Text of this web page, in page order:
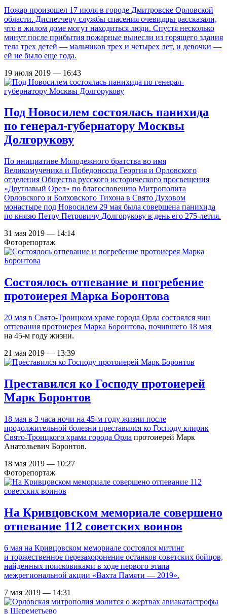
Пожар произошел 17 июля в городе Дмитровске Орловской
области. Диспетчеру службы спасения очевидцы рассказали,
что в жилом доме могут находиться люди. Спустя несколько
минут после прибытия пожарные вынесли из горящего здания
тела трех детей — мальчиков трех и четырех лет, и девочки —
ей не было еще года.
19 июля 2019 — 16:43
Под Новосилем состоялась панихида
по генерал-губернатору Москвы
Долгорукову
По инициативе Молодежного братства во имя
Великомученика и Победоносца Георгия и Орловского
отделения Общества русского исторического просвещения
«Двуглавый Орел» по благословению Митрополита
Орловского и Болховского Тихона в Свято Духовом
монастыре под Новосилем 29 мая была совершена панихида
по князю Петру Петровичу Долгорукову в день его 275-летия.
31 мая 2019 — 14:14
Фоторепортаж
Состоялось отпевание и погребение
протоиерея Марка Боронтова
20 мая в Свято-Троицком храме города Орла состоялся чин
отпевания протоиерея Марка Боронтова, почившего 18 мая
на 45-м году жизни.
21 мая 2019 — 13:39
Преставился ко Господу протоиерей
Марк Боронтов
18 мая в 3 часа ночи на 45-м году жизни после
продолжительной болезни преставился ко Господу клирик
Свято-Троицкого храма города Орла протоиерей Марк
Анатольевич Боронтов.
18 мая 2019 — 10:27
Фоторепортаж
На Кривцовском мемориале совершено
отпевание 112 советских воинов
6 мая на Кривцовском мемориале состоялся митинг
и торжественное перезахоронение останков советских бойцов,
найденных поисковиками в ходе первого этапа
межрегиональной акции «Вахта Памяти — 2019».
7 мая 2019 — 14:31